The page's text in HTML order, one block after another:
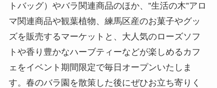
トバッグ）やバラ関連商品のほか、”生活の木”アロ
マ関連商品や観葉植物、練馬区産のお菓子やグッ
ズを販売するマーケットと、大人気のローズソフ
トや香り豊かなハーブティーなどが楽しめるカフ
ェをイベント期間限定で毎日オープンいたしま
す。春のバラ園を散策した後にぜひお立ち寄りく